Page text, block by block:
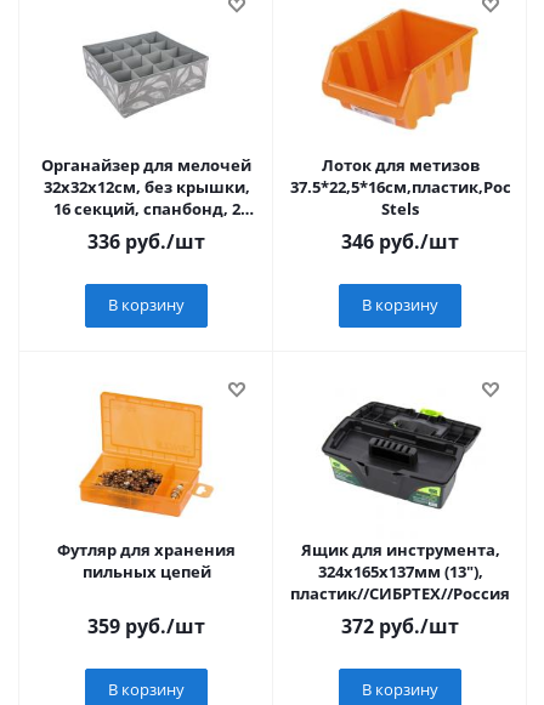
Органайзер для мелочей
32х32х12см, без крышки,
16 секций, спанбонд, 2
дизайна VETTA Санремо
336 руб./шт
В корзину
Лоток для метизов
37.5*22,5*16см,пластик,Росия
Stels
346 руб./шт
В корзину
Футляр для хранения
пильных цепей
359 руб./шт
В корзину
Ящик для инструмента,
324х165х137мм (13"),
пластик//СИБРТЕХ//Россия
372 руб./шт
В корзину